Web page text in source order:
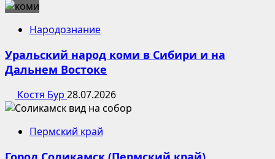
Народознание
Уральский народ коми в Сибири и на
Дальнем Востоке
Костя Бур 28.07.2026
Пермский край